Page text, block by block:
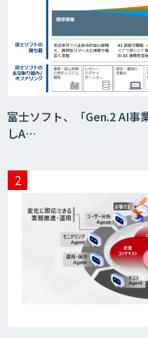
需要予
『KISS
imprai
miibo
富士ソフト、「Gen.2 AI事
しA…